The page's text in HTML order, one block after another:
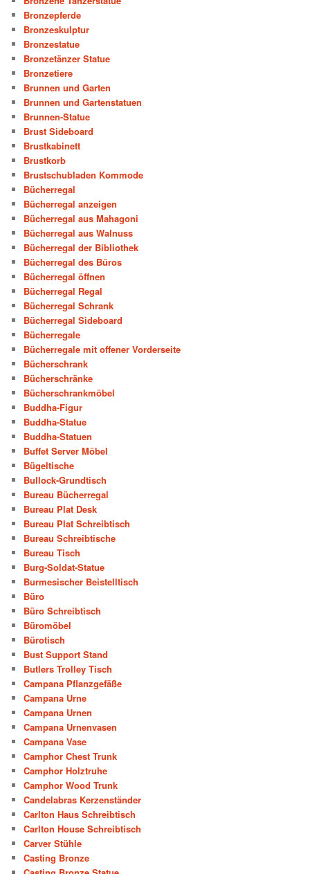
Bronzepferde
Bronzeskulptur
Bronzestatue
Bronzetänzer Statue
Bronzetiere
Brunnen und Garten
Brunnen und Gartenstatuen
Brunnen-Statue
Brust Sideboard
Brustkabinett
Brustkorb
Brustschubladen Kommode
Bücherregal
Bücherregal anzeigen
Bücherregal aus Mahagoni
Bücherregal aus Walnuss
Bücherregal der Bibliothek
Bücherregal des Büros
Bücherregal öffnen
Bücherregal Regal
Bücherregal Schrank
Bücherregal Sideboard
Bücherregale
Bücherregale mit offener Vorderseite
Bücherschrank
Bücherschränke
Bücherschrankmöbel
Buddha-Figur
Buddha-Statue
Buddha-Statuen
Buffet Server Möbel
Bügeltische
Bullock-Grundtisch
Bureau Bücherregal
Bureau Plat Desk
Bureau Plat Schreibtisch
Bureau Schreibtische
Bureau Tisch
Burg-Soldat-Statue
Burmesischer Beistelltisch
Büro
Büro Schreibtisch
Büromöbel
Bürotisch
Bust Support Stand
Butlers Trolley Tisch
Campana Pflanzgefäße
Campana Urne
Campana Urnen
Campana Urnenvasen
Campana Vase
Camphor Chest Trunk
Camphor Holztruhe
Camphor Wood Trunk
Candelabras Kerzenständer
Carlton Haus Schreibtisch
Carlton House Schreibtisch
Carver Stühle
Casting Bronze